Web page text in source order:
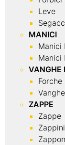
Leve
MANICI
Manici
Manici
VANGHE
Forche
Vanghe
ZAPPE
Zappe
Zappini